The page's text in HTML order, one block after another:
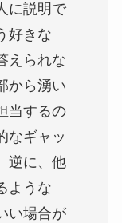
に説明で
好きな
えられな
から湧い
当するの
なギャッ
逆に、他
ような
い場合が